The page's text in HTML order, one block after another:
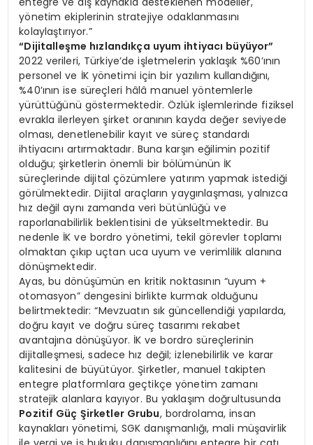
yönetim ekiplerinin stratejiye odaklanmasını
kolaylaştırıyor.”
“Dijitalleşme hızlandıkça uyum ihtiyacı büyüyor”
2022 verileri, Türkiye’de işletmelerin yaklaşık %60’ının
personel ve İK yönetimi için bir yazılım kullandığını,
%40’ının ise süreçleri hâlâ manuel yöntemlerle
yürüttüğünü göstermektedir. Özlük işlemlerinde fiziksel
evrakla ilerleyen şirket oranının kayda değer seviyede
olması, denetlenebilir kayıt ve süreç standardı
ihtiyacını artırmaktadır. Buna karşın eğilimin pozitif
olduğu; şirketlerin önemli bir bölümünün İK
süreçlerinde dijital çözümlere yatırım yapmak istediği
görülmektedir. Dijital araçların yaygınlaşması, yalnızca
hız değil aynı zamanda veri bütünlüğü ve
raporlanabilirlik beklentisini de yükseltmektedir. Bu
nedenle İK ve bordro yönetimi, tekil görevler toplamı
olmaktan çıkıp uçtan uca uyum ve verimlilik alanına
dönüşmektedir.
Ayas, bu dönüşümün en kritik noktasının “uyum +
otomasyon” dengesini birlikte kurmak olduğunu
belirtmektedir: “Mevzuatın sık güncellendiği yapılarda,
doğru kayıt ve doğru süreç tasarımı rekabet
avantajına dönüşüyor. İK ve bordro süreçlerinin
dijitalleşmesi, sadece hız değil; izlenebilirlik ve karar
kalitesini de büyütüyor. Şirketler, manuel takipten
entegre platformlara geçtikçe yönetim zamanı
stratejik alanlara kayıyor. Bu yaklaşım doğrultusunda
Pozitif Güç Şirketler Grubu, bordrolama, insan
kaynakları yönetimi, SGK danışmanlığı, mali müşavirlik